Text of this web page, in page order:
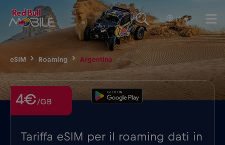
IT ▾
eSIM Roaming Argentina
Tariffa eSIM per il roaming dati in
4€/GB